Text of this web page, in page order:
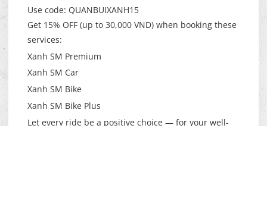
Use code: QUANBUIXANH15
Get 15% OFF (up to 30,000 VND) when booking these
services:
Xanh SM Premium
Xanh SM Car
Xanh SM Bike
Xanh SM Bike Plus
Let every ride be a positive choice — for your well-